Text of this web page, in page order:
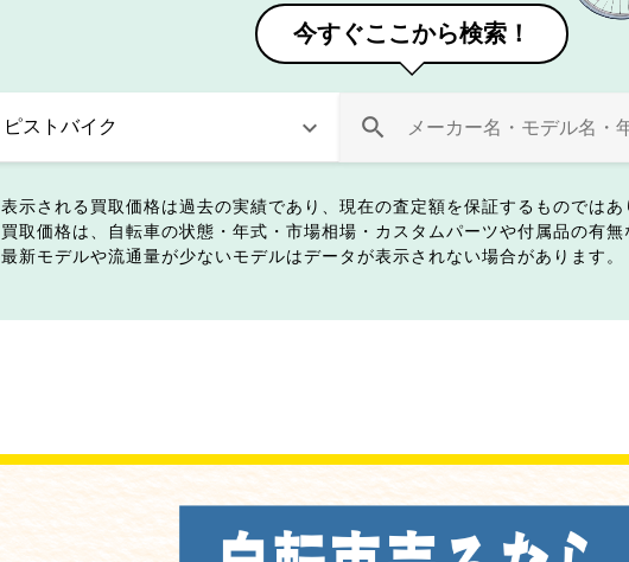
今すぐここから検索！
表示される買取価格は過去の実績であり、現在の査定額を保証するものではあ
買取価格は、自転車の状態・年式・市場相場・カスタムパーツや付属品の有無
最新モデルや流通量が少ないモデルはデータが表示されない場合があります。